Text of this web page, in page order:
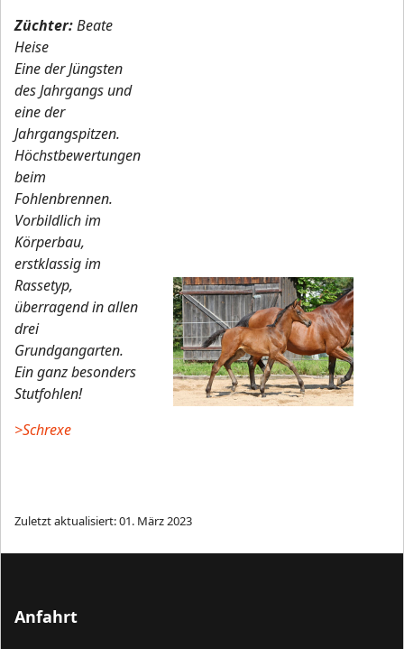
Züchter:Beate
Heise
Eine der Jüngsten
des Jahrgangs und
eine der
Jahrgangspitzen.
Höchstbewertungen
beim
Fohlenbrennen.
Vorbildlich im
Körperbau,
erstklassig im
Rassetyp,
überragend in allen
drei
Grundgangarten.
Ein ganz besonders
Stutfohlen!
>Schrexe
Zuletzt aktualisiert: 01. März 2023
Anfahrt